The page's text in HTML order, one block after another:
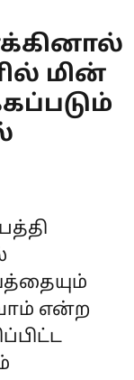
மின்
என்ற